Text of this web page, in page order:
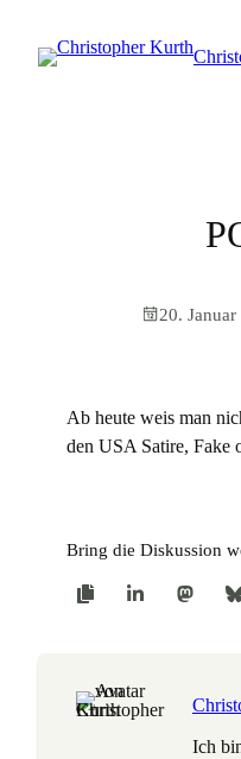
20. Januar
Ab heute weis man
den USA Satire, Fake
Bring die Diskussion
Ich